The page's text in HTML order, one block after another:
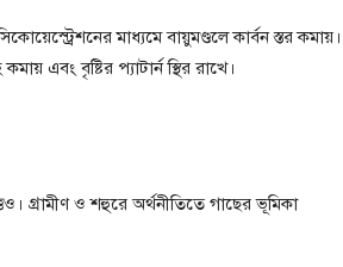
মাধ্যমে বায়ুমণ্ডলে কার্বন স্তর কমায়।
এবং বৃষ্টির প্যাটার্ন স্থির রাখে।
গ্রামীণ ও শহুরে অর্থনীতিতে গাছের ভূমিকা